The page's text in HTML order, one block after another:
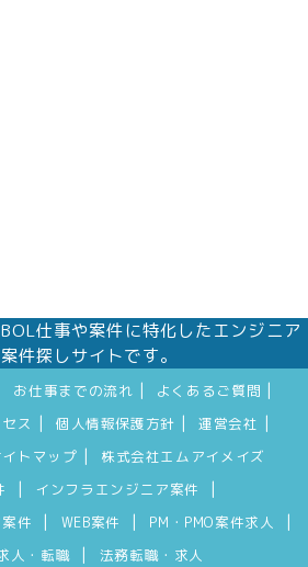
仕事や案件に特化したエンジニア
件探しサイトです。
お仕事までの流れ よくあるご質問
ス 個人情報保護方針 運営会社
イトマップ
株式会社エムアイメイズ
インフラエンジニア案件
件 WEB案件 PM・PMO案件求人
人・転職 法務転職・求人